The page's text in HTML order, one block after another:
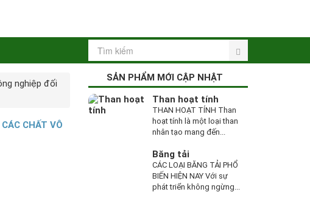
nghiệp đối
CHẤT VÔ
SẢN PHẨM MỚI CẬP NHẬT
Than hoạt tính
THAN HOẠT TÍNH Than
hoạt tính là một loại than
nhân tạo mang đến...
Băng tải
CÁC LOẠI BĂNG TẢI PHỔ
BIẾN HIỆN NAY Với sự
phát triển không ngừng...